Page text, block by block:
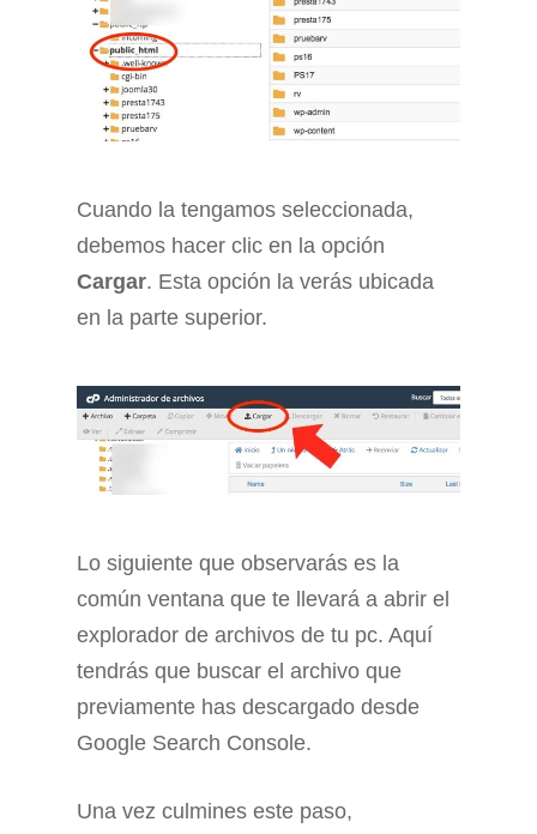
Cuando la tengamos seleccionada,
debemos hacer clic en la opción
Cargar. Esta opción la verás ubicada
en la parte superior.
Lo siguiente que observarás es la
común ventana que te llevará a abrir el
explorador de archivos de tu pc. Aquí
tendrás que buscar el archivo que
previamente has descargado desde
Google Search Console.
Una vez culmines este paso,